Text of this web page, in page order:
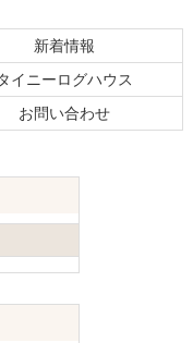
新着情報
イニーログハウス
お問い合わせ